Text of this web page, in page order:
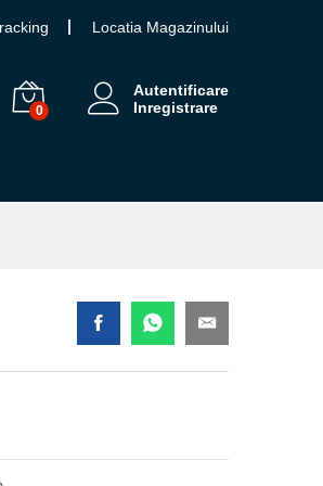
Locatia Magazinului
0
Autentificare
Inregistrare